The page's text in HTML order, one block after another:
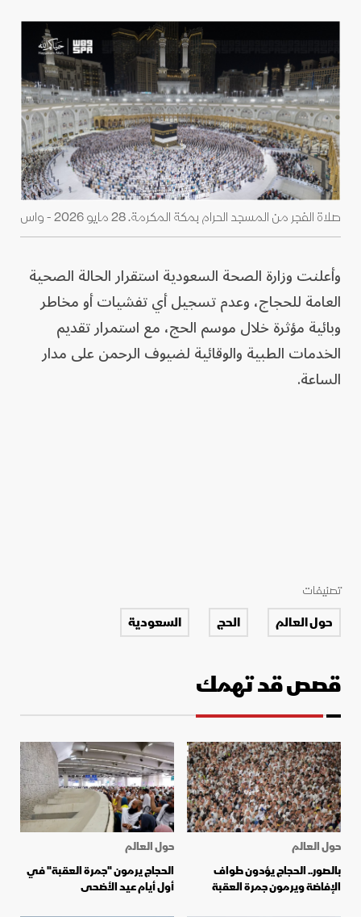
صلاة الفجر من المسجد الحرام بمكة المكرمة. 28 مايو 2026 - واس
وأعلنت وزارة الصحة السعودية استقرار الحالة الصحية
العامة للحجاج، وعدم تسجيل أي تفشيات أو مخاطر
وبائية مؤثرة خلال موسم الحج، مع استمرار تقديم
الخدمات الطبية والوقائية لضيوف الرحمن على مدار
الساعة.
تصنيفات
حول العالم الحج السعودية
قصص قد تهمك
حول العالم
بالصور.. الحجاج يؤدون طواف
الإفاضة ويرمون جمرة العقبة
حول العالم
الحجاج يرمون "جمرة العقبة" في
أول أيام عيد الأضحى